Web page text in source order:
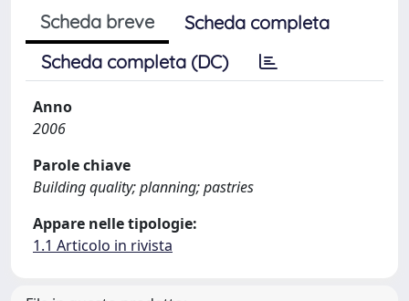
Scheda breve
Scheda completa
Scheda completa (DC)
Anno
2006
Parole chiave
Building quality; planning; pastries
Appare nelle tipologie:
1.1 Articolo in rivista